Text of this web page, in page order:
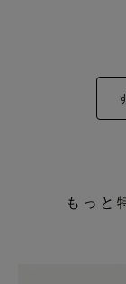
もっと